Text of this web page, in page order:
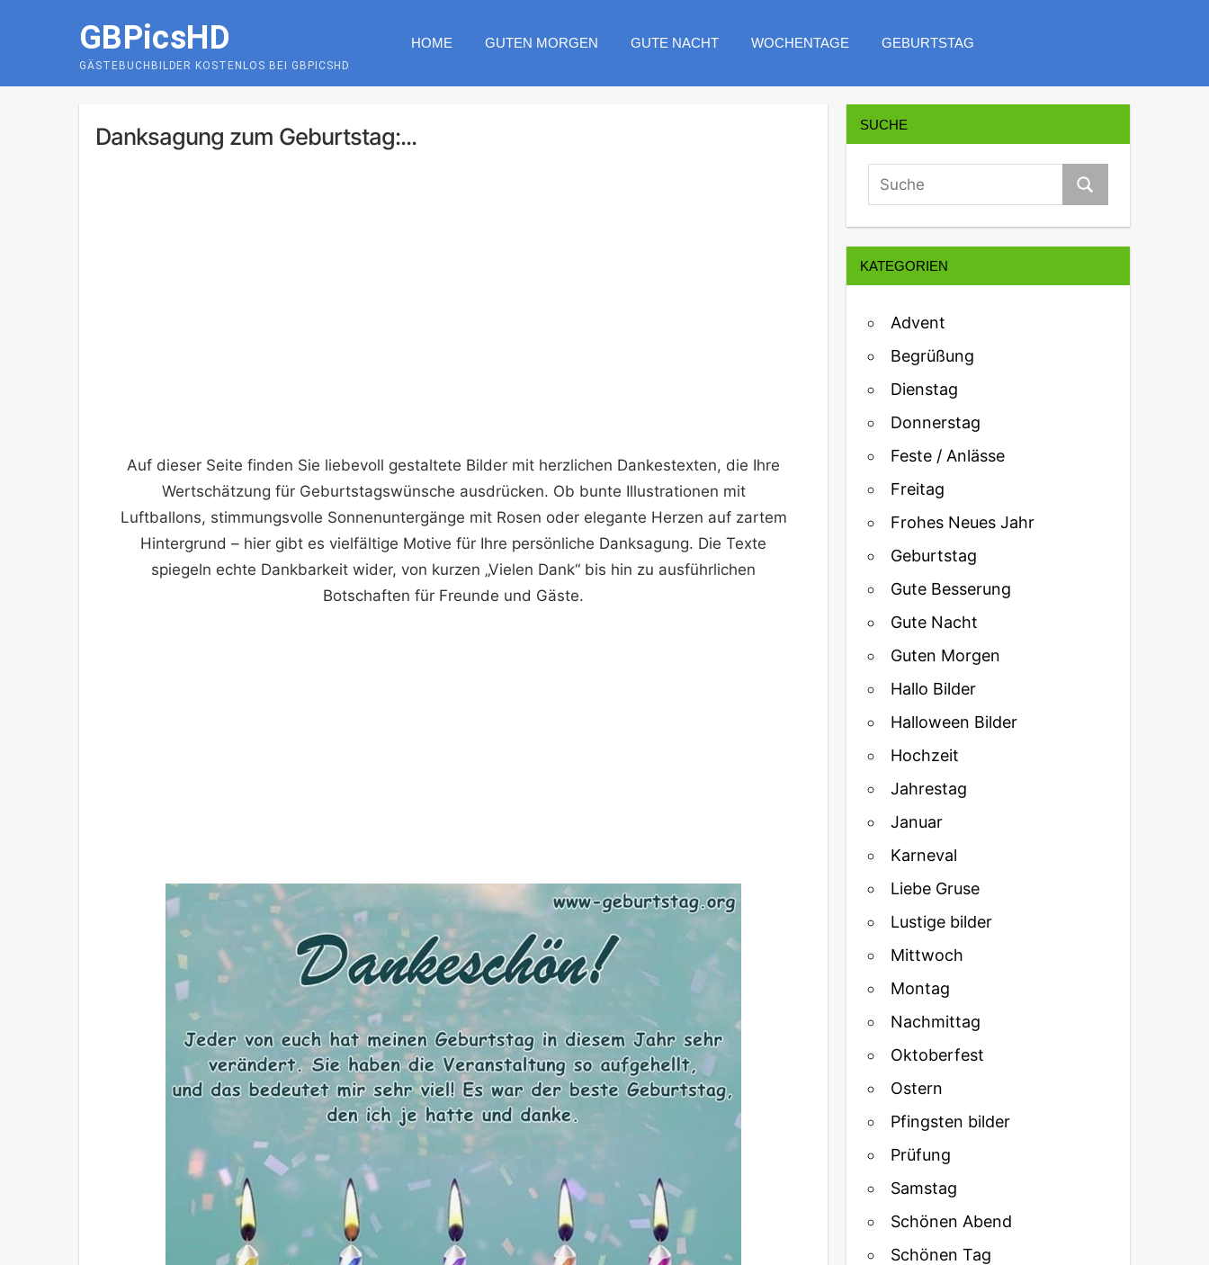
GBPicsHD
GÄSTEBUCHBILDER KOSTENLOS BEI GBPICSHD
HOME GUTEN MORGEN GUTE NACHT WOCHENTAGE GEBURTSTAG
Danksagung zum Geburtstag:...
Auf dieser Seite finden Sie liebevoll gestaltete Bilder mit herzlichen Dankestexten, die Ihre
Wertschätzung für Geburtstagswünsche ausdrücken. Ob bunte Illustrationen mit
Luftballons, stimmungsvolle Sonnenuntergänge mit Rosen oder elegante Herzen auf zartem
Hintergrund – hier gibt es vielfältige Motive für Ihre persönliche Danksagung. Die Texte
spiegeln echte Dankbarkeit wider, von kurzen „Vielen Dank“ bis hin zu ausführlichen
Botschaften für Freunde und Gäste.
SUCHE
KATEGORIEN
Advent
Begrüßung
Dienstag
Donnerstag
Feste / Anlässe
Freitag
Frohes Neues Jahr
Geburtstag
Gute Besserung
Gute Nacht
Guten Morgen
Hallo Bilder
Halloween Bilder
Hochzeit
Jahrestag
Januar
Karneval
Liebe Gruse
Lustige bilder
Mittwoch
Montag
Nachmittag
Oktoberfest
Ostern
Pfingsten bilder
Prüfung
Samstag
Schönen Abend
Schönen Tag